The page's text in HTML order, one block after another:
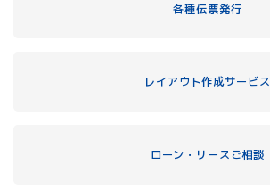
各種伝票発行
レイアウト作成サービス
ローン・リースご相談